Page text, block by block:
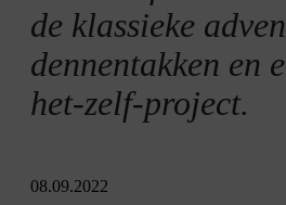
de klassieke
dennentakken en
het-zelf-project.
08.09.2022